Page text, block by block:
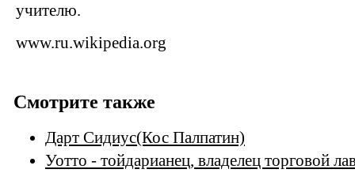
учителю.
www.ru.wikipedia.org
Смотрите также
Дарт Сидиус(Кос Палпатин)
Уотто - тойдарианец, владелец торговой